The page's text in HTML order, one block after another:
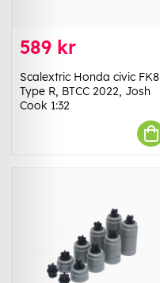
589 kr
Scalextric Honda civic FK8
Type R, BTCC 2022, Josh
Cook 1:32